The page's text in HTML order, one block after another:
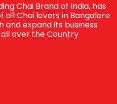
Chai Brand of India, has
all Chai lovers in Bangalore
expand its business
over the Country